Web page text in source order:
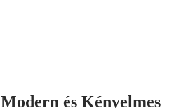
Modern és Kényelmes